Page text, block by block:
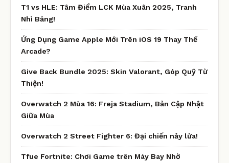
T1 vs HLE: Tâm Điểm LCK Mùa Xuân 2025, Tranh
Nhì Bảng!
Ứng Dụng Game Apple Mới Trên iOS 19 Thay Thế
Arcade?
Give Back Bundle 2025: Skin Valorant, Góp Quỹ Từ
Thiện!
Overwatch 2 Mùa 16: Freja Stadium, Bản Cập Nhật
Giữa Mùa
Overwatch 2 Street Fighter 6: Đại chiến nảy lửa!
Tfue Fortnite: Chơi Game trên Máy Bay Nhờ